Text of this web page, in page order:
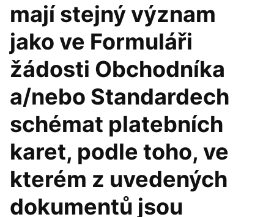
mají stejný význam
jako ve Formuláři
žádosti Obchodníka
a/nebo Standardech
schémat platebních
karet, podle toho, ve
kterém z uvedených
dokumentů jsou